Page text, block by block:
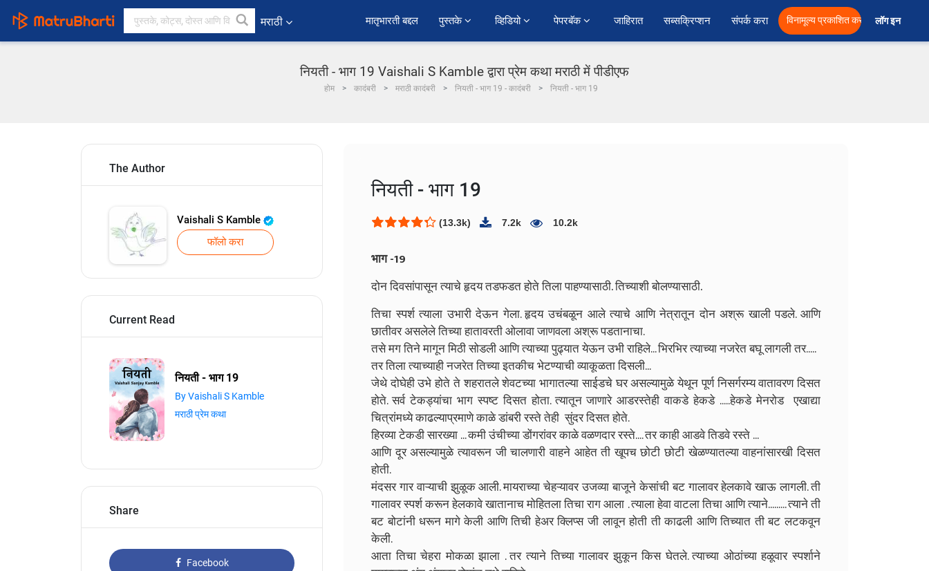
मराठी ﻿मातृभारती बद्दल पुस्तके व्हिडियो पेपरबॅक जाहिरात सब्सक्रिप्शन संपर्क करा विनामूल्य प्रकाशित करा लॉग इन
नियती - भाग 19 Vaishali S Kamble द्वारा प्रेम कथा मराठी में पीडीएफ
होम कादंबरी मराठी कादंबरी नियती - भाग 19 - कादंबरी नियती - भाग 19
The Author
Vaishali S Kamble
फॉलो करा
Current Read
नियती - भाग 19
By Vaishali S Kamble
मराठी प्रेम कथा
Share
Facebook
नियती - भाग 19
(13.3k) 7.2k 10.2k
भाग -19
दोन दिवसांपासून त्याचे हृदय तडफडत होते तिला पाहण्यासाठी. तिच्याशी बोलण्यासाठी.
तिचा स्पर्श त्याला उभारी देऊन गेला. हृदय उचंबळून आले त्याचे आणि नेत्रातून दोन अश्रू खाली पडले. आणि
छातीवर असलेले तिच्या हातावरती ओलावा जाणवला अश्रू पडतानाचा.
तसे मग तिने मागून मिठी सोडली आणि त्याच्या पुढ्यात येऊन उभी राहिले... भिरभिर त्याच्या नजरेत बघू लागली तर.....
तर तिला त्याच्याही नजरेत तिच्या इतकीच भेटण्याची व्याकूळता दिसली...
जेथे दोघेही उभे होते ते शहरातले शेवटच्या भागातल्या साईडचे घर असल्यामुळे येथून पूर्ण निसर्गरम्य वातावरण दिसत
होते. सर्व टेकड्यांचा भाग स्पष्ट दिसत होता. त्यातून जाणारे आडरस्तेही वाकडे हेकडे .....हेकडे मेनरोड एखाद्या
चित्रांमध्ये काढल्याप्रमाणे काळे डांबरी रस्ते तेही सुंदर दिसत होते.
हिरव्या टेकडी सारख्या ... कमी उंचीच्या डोंगरांवर काळे वळणदार रस्ते.... तर काही आडवे तिडवे रस्ते ...
आणि दूर असल्यामुळे त्यावरून जी चालणारी वाहने आहेत ती खूपच छोटी छोटी खेळण्यातल्या वाहनांसारखी दिसत
होती.
मंदसर गार वाऱ्याची झुळूक आली. मायराच्या चेहऱ्यावर उजव्या बाजूने केसांची बट गालावर हेलकावे खाऊ लागली. ती
गालावर स्पर्श करून हेलकावे खातानाच मोहितला तिचा राग आला . त्याला हेवा वाटला तिचा आणि त्याने......... त्याने ती
बट बोटांनी धरून मागे केली आणि तिची हेअर क्लिप्स जी लावून होती ती काढली आणि तिच्यात ती बट लटकवून
केली.
आता तिचा चेहरा मोकळा झाला . तर त्याने तिच्या गालावर झुकून किस घेतले. त्याच्या ओठांच्या हळूवार स्पर्शाने